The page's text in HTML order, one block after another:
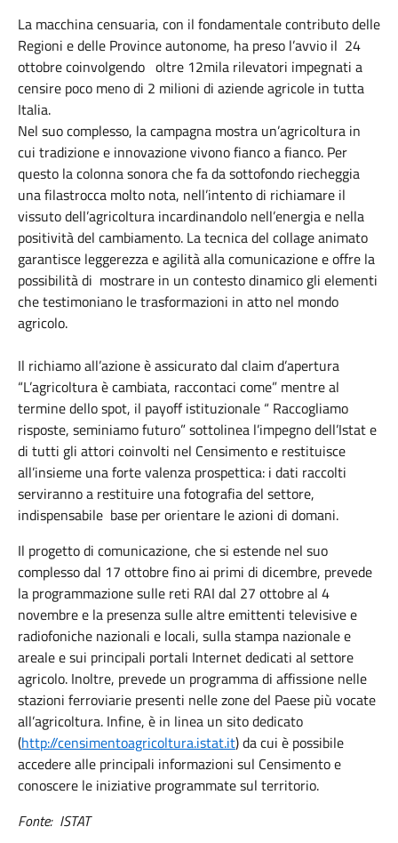
La macchina censuaria, con il fondamentale contributo delle
Regioni e delle Province autonome, ha preso l’avvio il 24
ottobre coinvolgendo oltre 12mila rilevatori impegnati a
censire poco meno di 2 milioni di aziende agricole in tutta
Italia.
Nel suo complesso, la campagna mostra un’agricoltura in
cui tradizione e innovazione vivono fianco a fianco. Per
questo la colonna sonora che fa da sottofondo riecheggia
una filastrocca molto nota, nell’intento di richiamare il
vissuto dell’agricoltura incardinandolo nell’energia e nella
positività del cambiamento. La tecnica del collage animato
garantisce leggerezza e agilità alla comunicazione e offre la
possibilità di mostrare in un contesto dinamico gli elementi
che testimoniano le trasformazioni in atto nel mondo
agricolo.
Il richiamo all’azione è assicurato dal claim d’apertura
“L’agricoltura è cambiata, raccontaci come” mentre al
termine dello spot, il payoff istituzionale “ Raccogliamo
risposte, seminiamo futuro” sottolinea l’impegno dell’Istat e
di tutti gli attori coinvolti nel Censimento e restituisce
all’insieme una forte valenza prospettica: i dati raccolti
serviranno a restituire una fotografia del settore,
indispensabile base per orientare le azioni di domani.
Il progetto di comunicazione, che si estende nel suo
complesso dal 17 ottobre fino ai primi di dicembre, prevede
la programmazione sulle reti RAI dal 27 ottobre al 4
novembre e la presenza sulle altre emittenti televisive e
radiofoniche nazionali e locali, sulla stampa nazionale e
areale e sui principali portali Internet dedicati al settore
agricolo. Inoltre, prevede un programma di affissione nelle
stazioni ferroviarie presenti nelle zone del Paese più vocate
all’agricoltura. Infine, è in linea un sito dedicato
(http://censimentoagricoltura.istat.it) da cui è possibile
accedere alle principali informazioni sul Censimento e
conoscere le iniziative programmate sul territorio.
Fonte: ISTAT